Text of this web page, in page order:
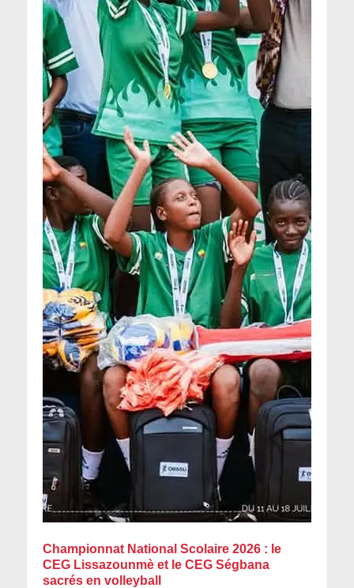
Championnat National Scolaire 2026 : le
CEG Lissazounmè et le CEG Ségbana
sacrés en volleyball